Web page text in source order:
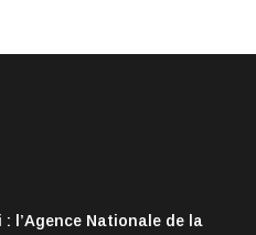
: l’Agence Nationale de la